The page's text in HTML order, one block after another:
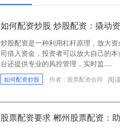
如何配资炒股 炒股配资：撬动
炒股配资是一种利用杠杆原理，放大
司借入资金，投资者可以放大自己的
台还提供专业的风控管理，实时监....
如何配资炒股 作者：股票配资合同 阅
股票配资要求 郴州股票配资：